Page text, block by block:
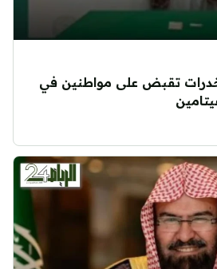
تقبض على مواطنين في